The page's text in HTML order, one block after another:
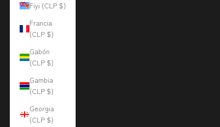
Fiyi (CLP $)
Francia
(CLP $)
Gabón
(CLP $)
Gambia
(CLP $)
Georgia
(CLP $)